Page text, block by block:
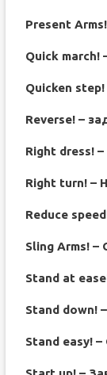
Present
Quick march!
Quicken
Reverse! –
Right dress! –
Right turn! –
Reduce
Sling Arms! –
Stand at
Stand down!
Stand easy!